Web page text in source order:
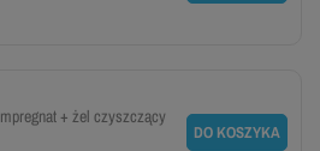
+ żel czyszczący
DO KOSZYKA